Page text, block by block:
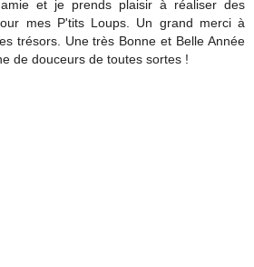
et je prends plaisir à réaliser des
mes P'tits Loups. Un grand merci à
trésors. Une très Bonne et Belle Année
de douceurs de toutes sortes !